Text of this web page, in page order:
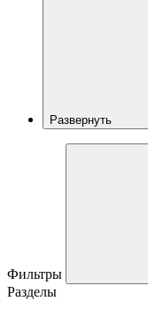
Развернуть
Фильтры
Разделы